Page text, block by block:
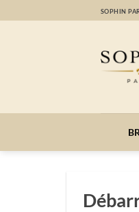
au
SOPHIN